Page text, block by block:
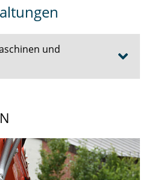
und